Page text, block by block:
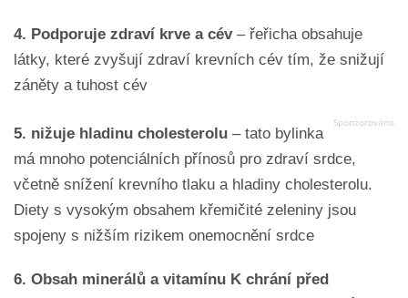
4. Podporuje zdraví krve a cév – řeřicha obsahuje
látky, které zvyšují zdraví krevních cév tím, že snižují
záněty a tuhost cév
5. nižuje hladinu cholesterolu – tato bylinka
má mnoho potenciálních přínosů pro zdraví srdce,
včetně snížení krevního tlaku a hladiny cholesterolu.
Diety s vysokým obsahem křemičité zeleniny jsou
spojeny s nižším rizikem onemocnění srdce
6. Obsah minerálů a vitamínu K chrání před